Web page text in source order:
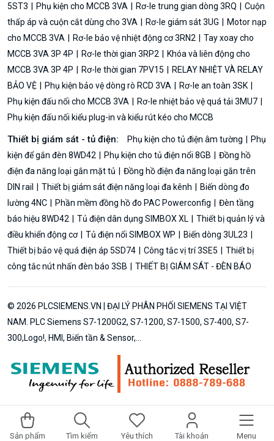
Sản phẩm Tìm kiếm Yêu thích Tài khoản Menu
5ST3
Phụ kiện cho MCCB 3VA Rơ-le trung gian dòng 3RQ
Cuộn
thấp áp và cuộn cắt dùng cho 3VA
Rơ-le giám sát 3UG
Motor nạp
cho MCCB 3VA
Rơ-le bảo vệ nhiệt động cơ 3RN2
Tay xoay cho
MCCB 3VA 3P 4P
Rơ-le thời gian 3RP2
Khóa và liên động cho
MCCB 3VA 3P 4P
Rơ-le thời gian 7PV15
RELAY NHIỆT VÀ RELAY
BẢO VỆ
Phụ kiện bảo vệ dòng rò RCD 3VA
Rơ-le an toàn 3SK
Phụ kiện đấu nối cho MCCB 3VA
Rơ-le nhiệt bảo vệ quá tải 3MU7
Phụ kiện đấu nối kiểu plug-in và kiểu rút kéo cho MCCB
Thiết bị giám sát - tủ điện: Phụ kiện cho tủ điện âm tường
Phụ
kiện để gắn đèn 8WD42
Phụ kiện cho tủ điện nổi 8GB
Đồng hồ
điện đa năng loại gắn mặt tủ
Đồng hồ điện đa năng loại gắn trên
DIN rail
Thiết bị giám sát điện năng loại đa kênh
Biến dòng đo
lường 4NC
Phần mềm đồng hồ đo PAC Powerconfig
Đèn tầng
báo hiệu 8WD42
Tủ điện dân dụng SIMBOX XL
Thiết bị quản lý và
điều khiển động cơ
Tủ điện nổi SIMBOX WP
Biến dòng 3UL23
Thiết bị bảo vệ quá điện áp 5SD74
Công tắc vị trí 3SE5
Thiết bị
công tắc nút nhấn đèn báo 3SB
THIẾT BỊ GIÁM SÁT - ĐÈN BÁO
© 2026 PLCSIEMENS.VN | ĐẠI LÝ PHÂN PHỐI SIEMENS TẠI VIỆT
NAM. PLC Siemens S7-1200G2, S7-1200, S7-1500, S7-400, S7-
300,Logo!, HMI, Biến tần & Sensor,...